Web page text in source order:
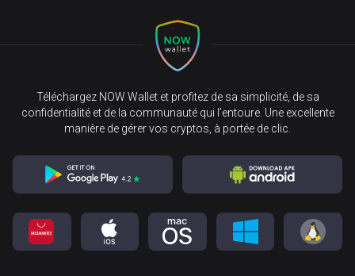
Téléchargez NOW Wallet et profitez de sa simplicité, de sa
confidentialité et de la communauté qui l’entoure. Une excellente
manière de gérer vos cryptos, à portée de clic.